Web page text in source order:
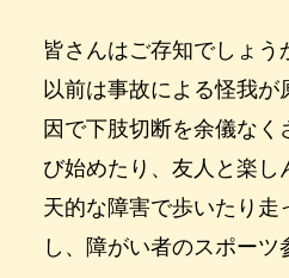
皆さんはご存知でしょう
以前は事故による怪我
因で下肢切断を余儀な
び始めたり、友人と楽
天的な障害で歩いたり
し、障がい者のスポー